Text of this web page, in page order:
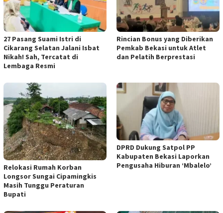
27 Pasang Suami Istri di
Cikarang Selatan Jalani Isbat
Nikah! Sah, Tercatat di
Lembaga Resmi
Rincian Bonus yang Diberikan
Pemkab Bekasi untuk Atlet
dan Pelatih Berprestasi
Relokasi Rumah Korban
Longsor Sungai Cipamingkis
Masih Tunggu Peraturan
Bupati
DPRD Dukung Satpol PP
Kabupaten Bekasi Laporkan
Pengusaha Hiburan ‘Mbalelo’